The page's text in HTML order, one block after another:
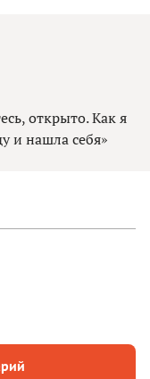
открыто. Как я
и нашла себя»